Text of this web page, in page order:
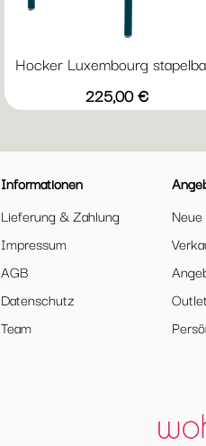
Hocker Luxembourg
Preis
225,00 €
Vorschau
AbyssblauAcapulcoblau
Anthrazit
Chili
Informationen
Lieferung & Zahlung
Impressum
AGB
Datenschutz
Team
Outlet